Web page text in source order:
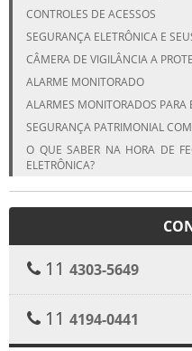
CONTROLES DE ACESSOS
SEGURANÇA ELETRÔNICA E
CÂMERA DE VIGILÂNCIA A
ALARME MONITORADO
ALARMES MONITORADOS PARA
SEGURANÇA PATRIMONIAL
O QUE SABER NA HORA DE
ELETRÔNICA?
11 4303-5649
11 4194-0441